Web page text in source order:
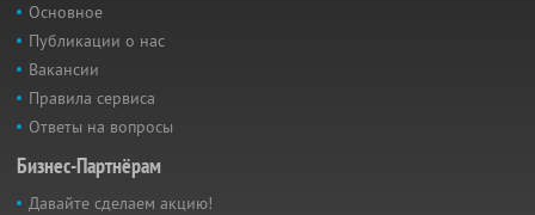
Основное
Публикации о нас
Вакансии
Правила сервиса
Ответы на вопросы
Бизнес-Партнёрам
Давайте сделаем акцию!